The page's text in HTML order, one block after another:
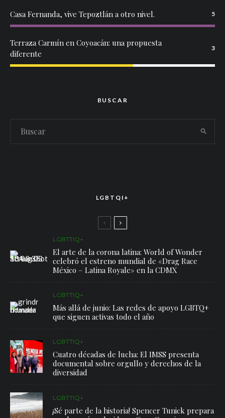
Casa Fernanda, vive Tepoztlán a otro nivel. 5
Terraza Carmín en Coyoacán: una propuesta
diferente
3
BUSCAR
LGBTQI+
LGBTTIQ+
El arte de la corona latina: World of Wonder
celebró el estreno mundial de «Drag Race
México – Latina Royale» en la CDMX
LGBTTIQ+
Más allá de junio: Las redes de apoyo LGBTQ+
que siguen activas todo el año
LGBTTIQ+
Cuatro décadas de lucha: El IMSS presenta
documental sobre orgullo y derechos de la
diversidad
LGBTTIQ+
¡Sé parte de la historia! Spencer Tunick prepara